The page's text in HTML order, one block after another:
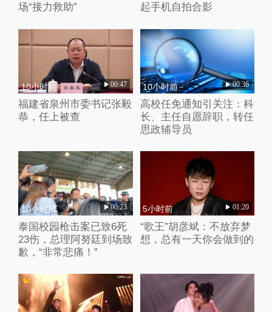
场“接力救助”
起手机自拍合影
10小时前 00:47
福建省泉州市委书记张毅
恭，任上被查
10小时前 00:36
高校任免通知引关注：科
长、主任自愿辞职，转任
思政辅导员
10小时前 00:23
泰国校园枪击案已致6死
23伤，总理阿努廷到场致
歉，“非常悲痛！”
5小时前 01:20
“歌王”胡彦斌：不放弃梦
想，总有一天你会做到的